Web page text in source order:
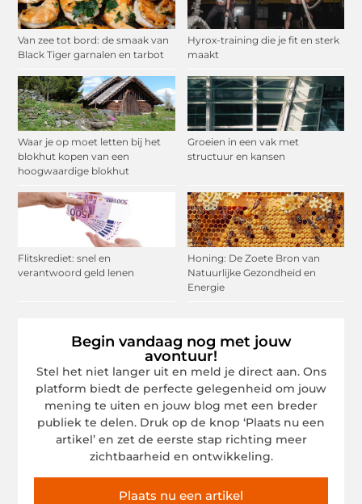
Van zee tot bord: de smaak van
Black Tiger garnalen en tarbot
Hyrox-training die je fit en sterk
maakt
Waar je op moet letten bij het
blokhut kopen van een
hoogwaardige blokhut
Groeien in een vak met
structuur en kansen
Flitskrediet: snel en
verantwoord geld lenen
Honing: De Zoete Bron van
Natuurlijke Gezondheid en
Energie
Begin vandaag nog met jouw
avontuur!
Stel het niet langer uit en meld je direct aan. Ons
platform biedt de perfecte gelegenheid om jouw
mening te uiten en jouw blog met een breder
publiek te delen. Druk op de knop ‘Plaats nu een
artikel’ en zet de eerste stap richting meer
zichtbaarheid en ontwikkeling.
Plaats nu een artikel